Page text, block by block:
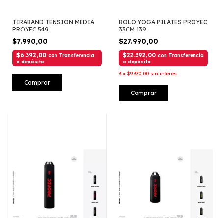
TIRABAND TENSION MEDIA
PROYEC 549
$7.990,00
$6.392,00 con Transferencia
o depósito
Comprar
ROLO YOGA PILATES PROYEC
33CM 139
$27.990,00
$22.392,00 con Transferencia
o depósito
3 x $9.330,00 sin interés
Comprar